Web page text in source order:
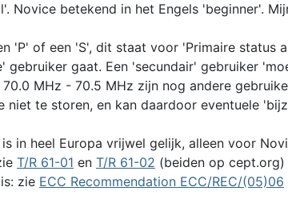
Novice betekend in het Engels 'beginner'.
'P' of een 'S', dit staat voor 'Primaire
gebruiker gaat. Een 'secundair' gebruiker
MHz - 70.5 MHz zijn nog andere
te storen, en kan daardoor eventuele
in heel Europa vrijwel gelijk, alleen voor
T/R 61-01 en T/R 61-02 (beiden op cept.org)
zie ECC Recommendation ECC/REC/(05)06